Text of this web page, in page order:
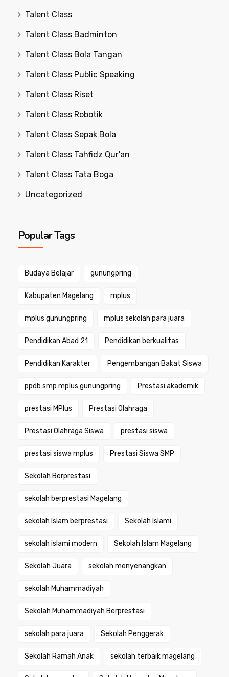
Talent Class
Talent Class Badminton
Talent Class Bola Tangan
Talent Class Public Speaking
Talent Class Riset
Talent Class Robotik
Talent Class Sepak Bola
Talent Class Tahfidz Qur'an
Talent Class Tata Boga
Uncategorized
Popular Tags
Budaya Belajar gunungpring
Kabupaten Magelang mplus
mplus gunungpring mplus sekolah para juara
Pendidikan Abad 21 Pendidikan berkualitas
Pendidikan Karakter Pengembangan Bakat Siswa
ppdb smp mplus gunungpring Prestasi akademik
prestasi MPlus Prestasi Olahraga
Prestasi Olahraga Siswa prestasi siswa
prestasi siswa mplus Prestasi Siswa SMP
Sekolah Berprestasi
sekolah berprestasi Magelang
sekolah Islam berprestasi Sekolah Islami
sekolah islami modern Sekolah Islam Magelang
Sekolah Juara sekolah menyenangkan
sekolah Muhammadiyah
Sekolah Muhammadiyah Berprestasi
sekolah para juara Sekolah Penggerak
Sekolah Ramah Anak sekolah terbaik magelang